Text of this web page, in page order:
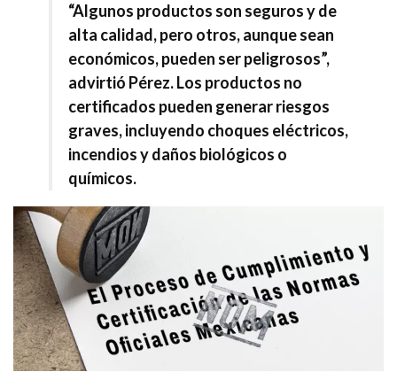
“Algunos productos son seguros y de
alta calidad, pero otros, aunque sean
económicos, pueden ser peligrosos”,
advirtió Pérez. Los productos no
certificados pueden generar riesgos
graves, incluyendo choques eléctricos,
incendios y daños biológicos o
químicos.